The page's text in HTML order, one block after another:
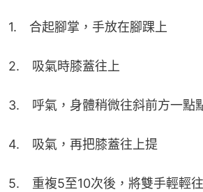
1.　合起腳掌，手放在腳踝上
2.　吸氣時膝蓋往上
3.　呼氣，身體稍微往斜前方一點
4.　吸氣，再把膝蓋往上提
5.　重複5至10次後，將雙手輕輕